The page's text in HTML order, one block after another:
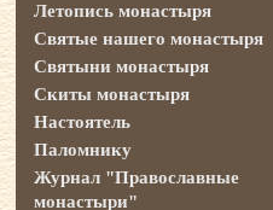
Летопись монастыря
Святые нашего монастыря
Святыни монастыря
Скиты монастыря
Настоятель
Паломнику
Журнал "Православные
монастыри"